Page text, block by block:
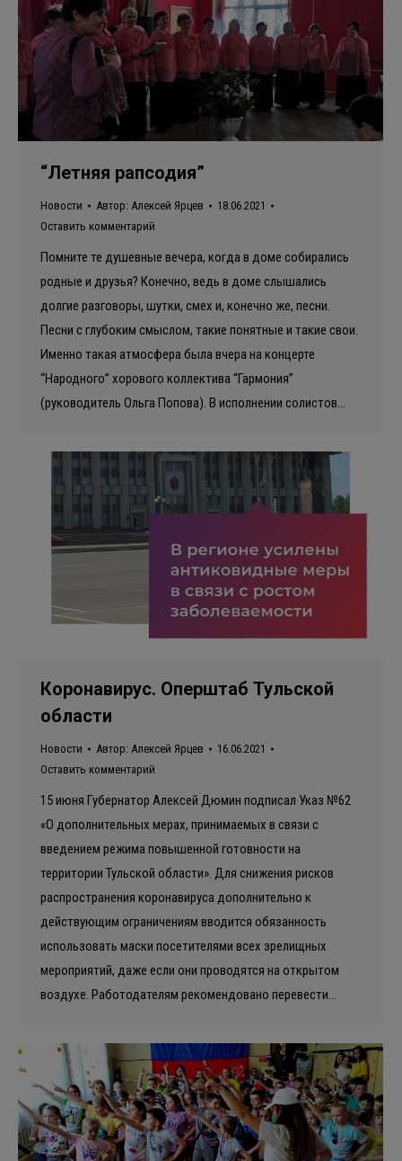
“Летняя рапсодия”
Новости Автор: Алексей Ярцев
18.06.2021
Оставить комментарий
Помните те душевные вечера, когда в доме собирались
родные и друзья? Конечно, ведь в доме слышались
долгие разговоры, шутки, смех и, конечно же, песни.
Песни с глубоким смыслом, такие понятные и такие свои.
Именно такая атмосфера была вчера на концерте
“Народного” хорового коллектива “Гармония”
(руководитель Ольга Попова). В исполнении солистов…
Коронавирус. Оперштаб Тульской
области
Новости Автор: Алексей Ярцев
16.06.2021
Оставить комментарий
15 июня Губернатор Алексей Дюмин подписал Указ №62
«О дополнительных мерах, принимаемых в связи с
введением режима повышенной готовности на
территории Тульской области». Для снижения рисков
распространения коронавируса дополнительно к
действующим ограничениям вводится обязанность
использовать маски посетителями всех зрелищных
мероприятий, даже если они проводятся на открытом
воздухе. Работодателям рекомендовано перевести…